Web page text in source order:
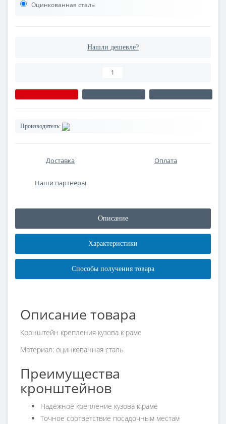
Оцинкованная сталь
Нашли дешевле?
Производитель:
Доставка Оплата
Наши партнеры
Описание
Характеристики
Способы получения товара
Описание товара
Кронштейн крепления кузова к раме
Материал: оцинкованная сталь
Преимущества
кронштейнов
Надёжное крепление кузова к раме
Точное соответствие посадочным местам